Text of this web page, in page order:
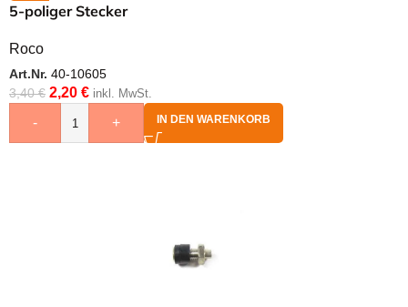
5-poliger Stecker
Roco
Art.Nr. 40-10605
3,40€ 2,20 € inkl. MwSt.
- + IN DEN WARENKORB